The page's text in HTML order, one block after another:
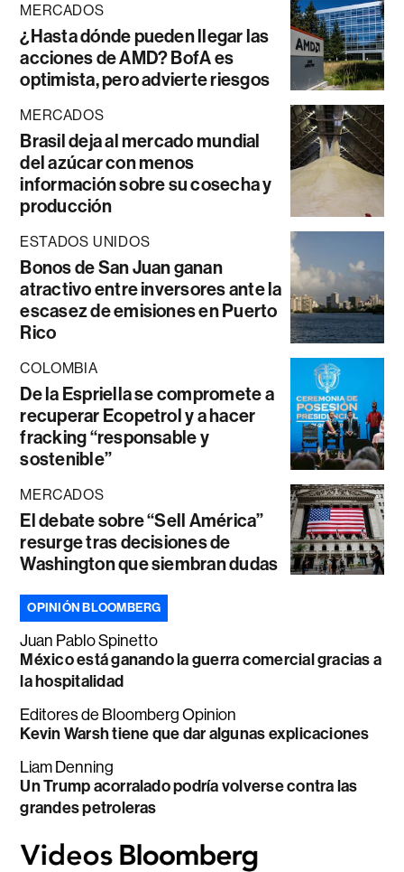
MERCADOS
¿Hasta dónde pueden llegar las
acciones de AMD? BofA es
optimista, pero advierte riesgos
MERCADOS
Brasil deja al mercado mundial
del azúcar con menos
información sobre su cosecha y
producción
ESTADOS UNIDOS
Bonos de San Juan ganan
atractivo entre inversores ante la
escasez de emisiones en Puerto
Rico
COLOMBIA
De la Espriella se compromete a
recuperar Ecopetrol y a hacer
fracking “responsable y
sostenible”
MERCADOS
El debate sobre “Sell América”
resurge tras decisiones de
Washington que siembran dudas
OPINIÓN BLOOMBERG
Juan Pablo Spinetto
México está ganando la guerra comercial gracias a
la hospitalidad
Editores de Bloomberg Opinion
Kevin Warsh tiene que dar algunas explicaciones
Liam Denning
Un Trump acorralado podría volverse contra las
grandes petroleras